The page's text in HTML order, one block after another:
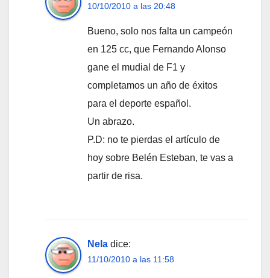
10/10/2010 a las 20:48
Bueno, solo nos falta un campeón
en 125 cc, que Fernando Alonso
gane el mudial de F1 y
completamos un año de éxitos
para el deporte español.
Un abrazo.
P.D: no te pierdas el artículo de
hoy sobre Belén Esteban, te vas a
partir de risa.
Nela dice:
11/10/2010 a las 11:58